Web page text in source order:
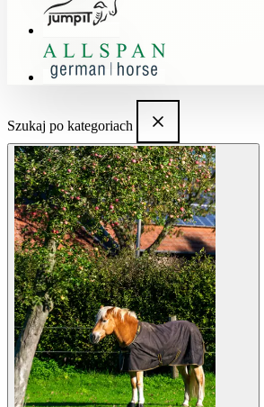
Szukaj po kategoriach